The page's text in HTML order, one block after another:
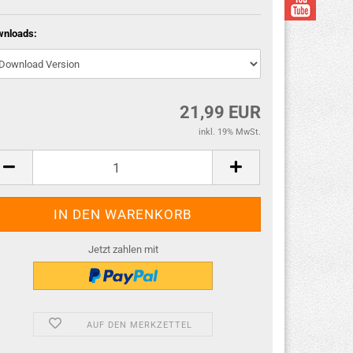
21,99 EUR
inkl. 19% MwSt.
Jetzt zahlen mit
AUF DEN MERKZETTEL